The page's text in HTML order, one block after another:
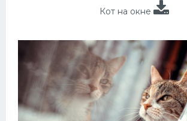
Кот на окне